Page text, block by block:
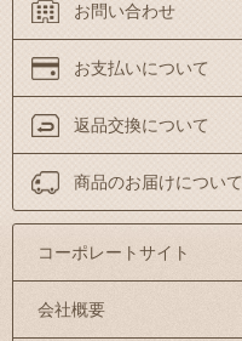
お問い合わせ
お支払いについて
返品交換について
商品のお届けについて
コーポレートサイト
会社概要